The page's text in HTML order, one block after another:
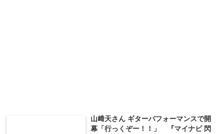
山﨑天さん ギターパフォーマンスで開
幕「行っくぞー！！」 『マイナビ 閃